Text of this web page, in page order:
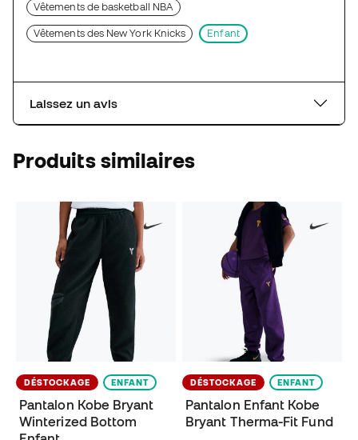
Vêtements de basketball NBA
Vêtements des New York Knicks Enfant
Laissez un avis
Produits similaires
DÉSTOCKAGE ENFANT
Pantalon Kobe Bryant
Winterized Bottom
DÉSTOCKAGE ENFANT
Pantalon Enfant Kobe
Bryant Therma-Fit Fund